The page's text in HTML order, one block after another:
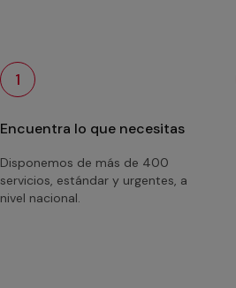
1
Encuentra lo que necesitas
Disponemos de más de 400
servicios, estándar y urgentes, a
nivel nacional.